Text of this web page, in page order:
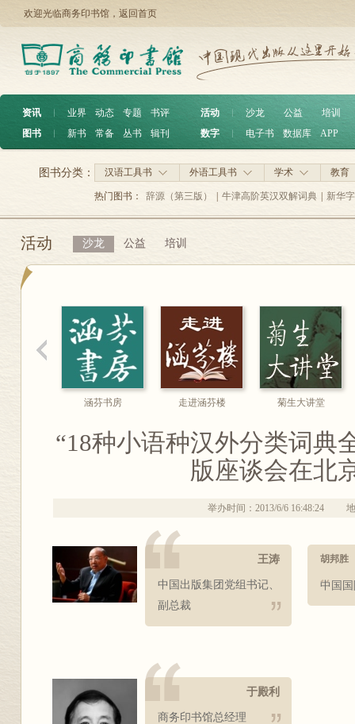
欢迎光临商务印书馆， 返回首页
资讯 ︱ 业界 动态 专题
书评
图书
︱ 新书 常备 丛书 辑刊
活动 沙龙 公益
培训
数字
电子书 数据库 APP
汉语工具书 外语工具书 学术 教育
图书分类：
热门图书： 辞源（第三版） 牛津高阶英汉双解词典 新华
活动 沙龙 公益 培训
涵芬书房 走进涵芬楼 菊生大讲堂
“18种小语种汉外分类词典
版座谈会在北
举办时间：2013/6/6 16:48:24
王涛
中国出版集团党组书记、
副总裁
于殿利
商务印书馆总经理
胡邦胜
中国